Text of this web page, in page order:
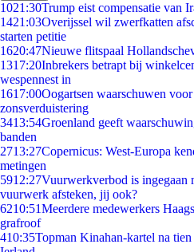
1021:30Trump eist compensatie van
1421:03Overijssel wil zwerfkatten
starten petitie
1620:47Nieuwe flitspaal
1317:20Inbrekers betrapt bij
wespennest in
1617:00Oogartsen waarschuwen
zonsverduistering
3413:54Groenland geeft
banden
2713:27Copernicus: West-Europa
metingen
5912:27Vuurwerkverbod is ingegaan
vuurwerk afsteken, jij ook?
6210:51Meerdere medewerkers
grafroof
410:35Topman Kinahan-kartel na